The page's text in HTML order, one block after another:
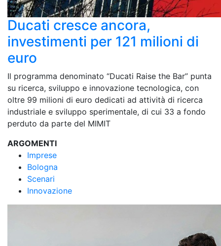
Ducati cresce ancora,
investimenti per 121 milioni di
euro
Il programma denominato “Ducati Raise the Bar” punta
su ricerca, sviluppo e innovazione tecnologica, con
oltre 99 milioni di euro dedicati ad attività di ricerca
industriale e sviluppo sperimentale, di cui 33 a fondo
perduto da parte del MIMIT
ARGOMENTI
Imprese
Bologna
Scenari
Innovazione